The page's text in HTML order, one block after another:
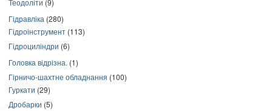
Теодоліти (9)
Гідравліка (280)
Гідроінструмент (113)
Гідроциліндри (6)
Головка відрізна. (1)
Гірничо-шахтне обладнання (100)
Гуркати (29)
Дробарки (5)